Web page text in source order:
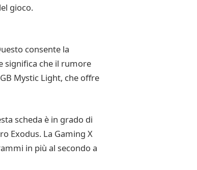
gioco.
consente la
significa che il rumore
Mystic Light, che offre
scheda è in grado di
Exodus. La Gaming X
in più al secondo a